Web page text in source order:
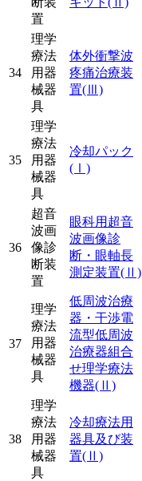
置
34
理学
療法
用器
械器
具
体外衝撃波
疼痛治療装
置(Ⅲ)
35
理学
療法
用器
械器
具
冷却パック
(Ⅰ)
36
超音
波画
像診
断装
置
眼科用超音
波画像診
断・眼軸長
測定装置(Ⅱ)
37
理学
療法
用器
械器
具
低周波治療
器・干渉電
流型低周波
治療器組合
せ理学療法
機器(Ⅱ)
38
理学
療法
用器
械器
具
冷却療法用
器具及び装
置(Ⅱ)